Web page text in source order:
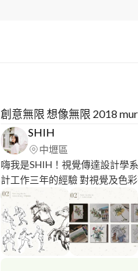
創意無限 想像無限 2018
SHIH
中壢區
嗨我是SHIH！視覺傳達設計學
計工作三年的經驗 對視覺及色
的耐心進行設計溝通哦！ 服務